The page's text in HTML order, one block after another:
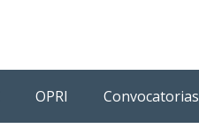
OPRI Convocatorias